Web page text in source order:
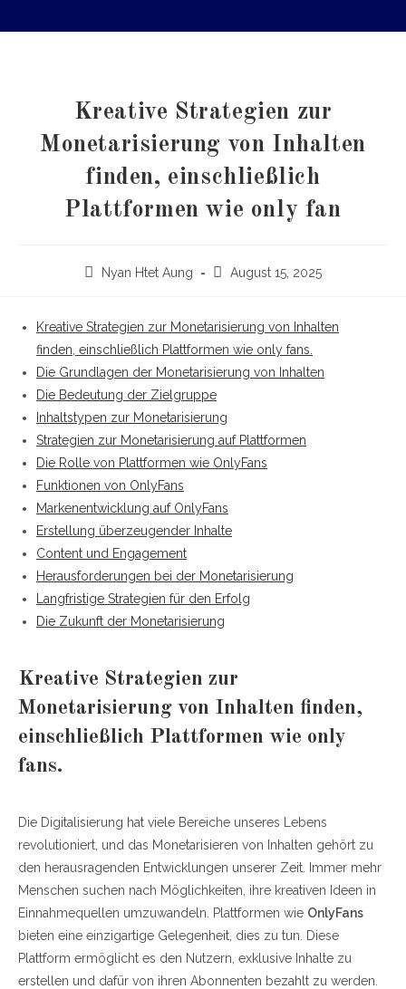
Kreative Strategien zur
Monetarisierung von Inhalten
finden, einschließlich
Plattformen wie only fan
Nyan Htet Aung August 15, 2025
Kreative Strategien zur Monetarisierung von Inhalten
finden, einschließlich Plattformen wie only fans.
Die Grundlagen der Monetarisierung von Inhalten
Die Bedeutung der Zielgruppe
Inhaltstypen zur Monetarisierung
Strategien zur Monetarisierung auf Plattformen
Die Rolle von Plattformen wie OnlyFans
Funktionen von OnlyFans
Markenentwicklung auf OnlyFans
Erstellung überzeugender Inhalte
Content und Engagement
Herausforderungen bei der Monetarisierung
Langfristige Strategien für den Erfolg
Die Zukunft der Monetarisierung
Kreative Strategien zur
Monetarisierung von Inhalten finden,
einschließlich Plattformen wie only
fans.
Die Digitalisierung hat viele Bereiche unseres Lebens
revolutioniert, und das Monetarisieren von Inhalten gehört zu
den herausragenden Entwicklungen unserer Zeit. Immer mehr
Menschen suchen nach Möglichkeiten, ihre kreativen Ideen in
Einnahmequellen umzuwandeln. Plattformen wie OnlyFans
bieten eine einzigartige Gelegenheit, dies zu tun. Diese
Plattform ermöglicht es den Nutzern, exklusive Inhalte zu
erstellen und dafür von ihren Abonnenten bezahlt zu werden.